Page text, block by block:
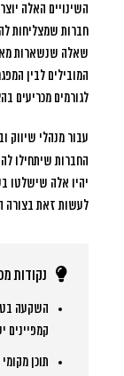
השינויים האלה
חברות שמצליחות
שאלה שנשארות
המובילים לבין
לגורמים מכריעים
עבור מנהלי שיווק
החברות שיתחילו
יהיו אלה שישלטו
לעשות זאת בצורה
נקודות
השקעה
קמפיינים
תוכן